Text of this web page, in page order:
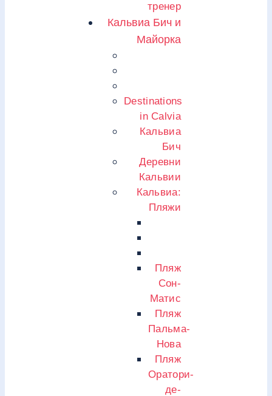
тренер
Кальвиа Бич и
Майорка
Destinations
in Calvia
Кальвиа
Бич
Деревни
Кальвии
Кальвиа:
Пляжи
Пляж
Сон-
Матис
Пляж
Пальма-
Нова
Пляж
Оратори-
де-